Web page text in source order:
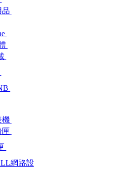
品
機
匣
網路設